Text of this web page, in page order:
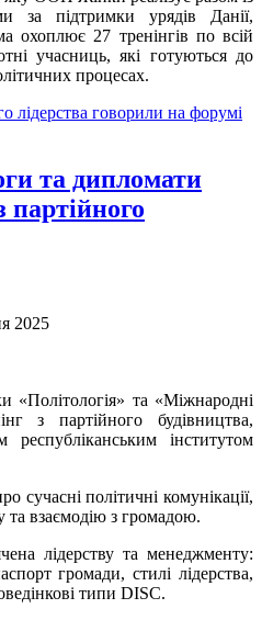
за підтримки урядів Данії,
охоплює 27 тренінгів по всій
учасниць, які готуються до
процесах.
лідерства говорили на форумі
та дипломати
партійного
2025
«Політологія» та «Міжнародні
з партійного будівництва,
республіканським інститутом
сучасні політичні комунікації,
та взаємодію з громадою.
лідерству та менеджменту:
громади, стилі лідерства,
типи DISC.